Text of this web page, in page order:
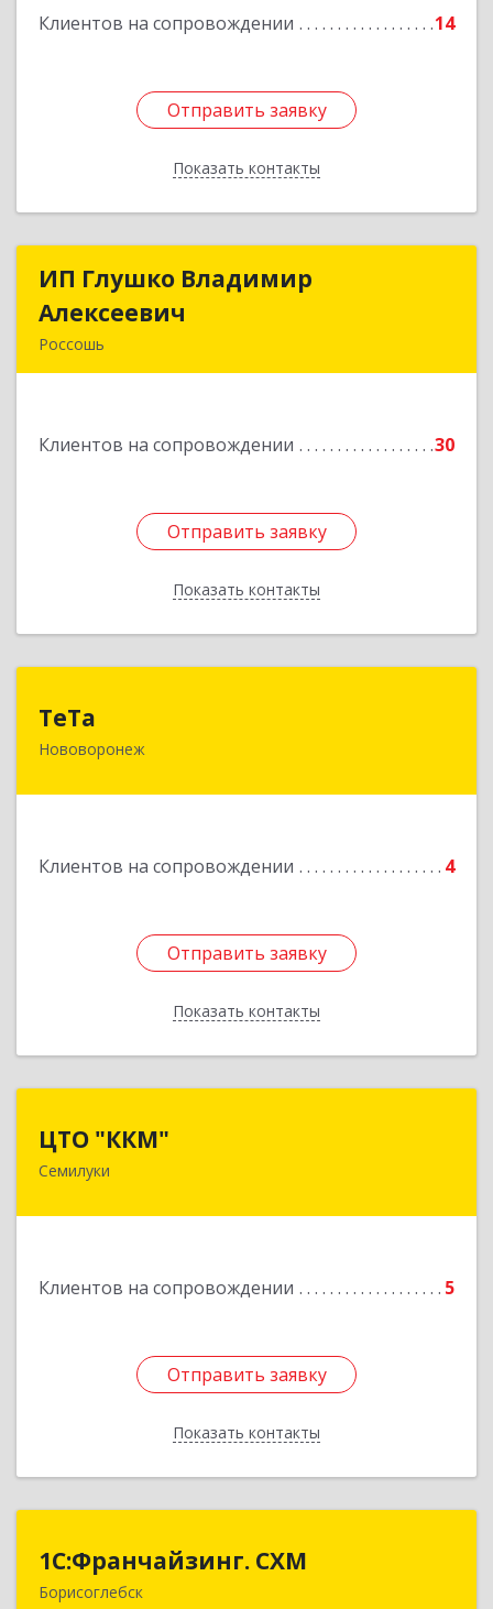
Клиентов на сопровождении 14
Отправить заявку
Показать контакты
Отправить заявку
Назад
ИП Глушко Владимир
Алексеевич
Россошь
Клиентов на сопровождении 30
Отправить заявку
Показать контакты
ИП Глушко Владимир
Подробнее
Отправить заявку
Назад
ТеТа
Нововоронеж
Клиентов на сопровождении 4
Отправить заявку
Показать контакты
396 073, Нововоронеж г, а/я, дом № 30
Отправить заявку
Назад
ЦТО "ККМ"
Семилуки
Клиентов на сопровождении 5
Отправить заявку
Показать контакты
Отправить заявку
Назад
1С:Франчайзинг. СХМ
Борисоглебск
397165, Воронежская обл, Борисоглебский р-н,